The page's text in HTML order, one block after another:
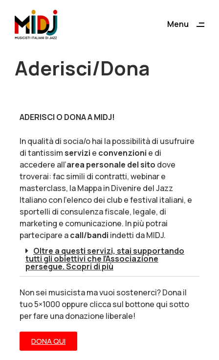
Menu
Aderisci/Dona
ADERISCI O DONA A MIDJ!
In qualità di socia/o hai la possibilità di usufruire
di tantissimservizi e convenzioni e di
accedere all’area personale del sito dove
troverai: fac simili di contratti, webinar e
masterclass, la Mappa in Divenire del Jazz
Italiano con l’elenco dei club e festival italiani, e
sportelli di consulenza fiscale, legale, di
marketing e comunicazione. In più potrai
partecipare acall/bandi indetti da MIDJ.
Oltre a questi servizi, stai supportando
tutti gli obiettivi che l’Associazione
persegue. Scopri di più
Non sei musicista ma vuoi sostenerci? Dona il
tuo 5×1000 oppure clicca sul bottone qui sotto
per fare una donazione liberale!
DONA QUI